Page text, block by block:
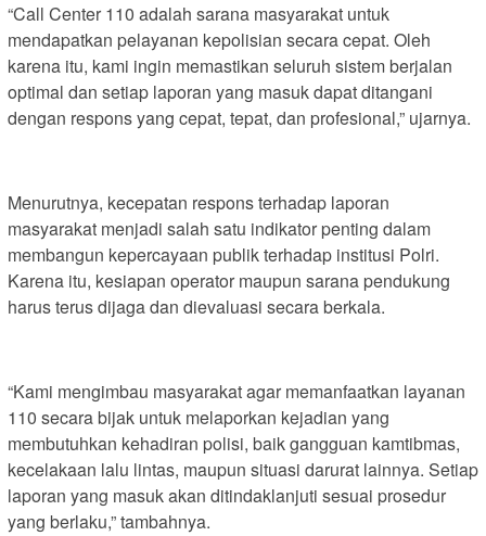
“Call Center 110 adalah sarana masyarakat untuk
mendapatkan pelayanan kepolisian secara cepat. Oleh
karena itu, kami ingin memastikan seluruh sistem berjalan
optimal dan setiap laporan yang masuk dapat ditangani
dengan respons yang cepat, tepat, dan profesional,” ujarnya.
Menurutnya, kecepatan respons terhadap laporan
masyarakat menjadi salah satu indikator penting dalam
membangun kepercayaan publik terhadap institusi Polri.
Karena itu, kesiapan operator maupun sarana pendukung
harus terus dijaga dan dievaluasi secara berkala.
“Kami mengimbau masyarakat agar memanfaatkan layanan
110 secara bijak untuk melaporkan kejadian yang
membutuhkan kehadiran polisi, baik gangguan kamtibmas,
kecelakaan lalu lintas, maupun situasi darurat lainnya. Setiap
laporan yang masuk akan ditindaklanjuti sesuai prosedur
yang berlaku,” tambahnya.